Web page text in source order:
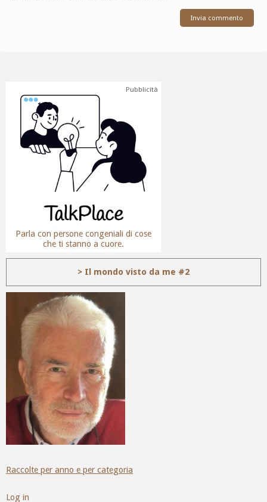
Pubblicità
Parla con persone congeniali di cose
che ti stanno a cuore.
> Il mondo visto da me #2
Raccolte per anno e per categoria
Log in